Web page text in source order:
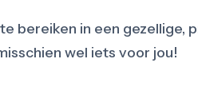
bereiken in een gezellige,
wel iets voor jou!